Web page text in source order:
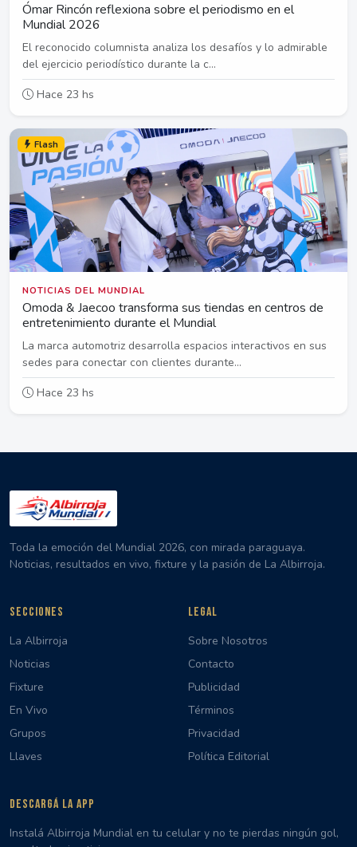
Ómar Rincón reflexiona sobre el periodismo en el
Mundial 2026
El reconocido columnista analiza los desafíos y lo admirable
del ejercicio periodístico durante la c...
Hace 23 hs
Flash
NOTICIAS DEL MUNDIAL
Omoda & Jaecoo transforma sus tiendas en centros de
entretenimiento durante el Mundial
La marca automotriz desarrolla espacios interactivos en sus
sedes para conectar con clientes durante...
Hace 23 hs
Toda la emoción del Mundial 2026, con mirada paraguaya.
Noticias, resultados en vivo, fixture y la pasión de La Albirroja.
SECCIONES
La Albirroja
Noticias
Fixture
En Vivo
Grupos
Llaves
LEGAL
Sobre Nosotros
Contacto
Publicidad
Términos
Privacidad
Política Editorial
DESCARGÁ LA APP
Instalá Albirroja Mundial en tu celular y no te pierdas ningún gol,